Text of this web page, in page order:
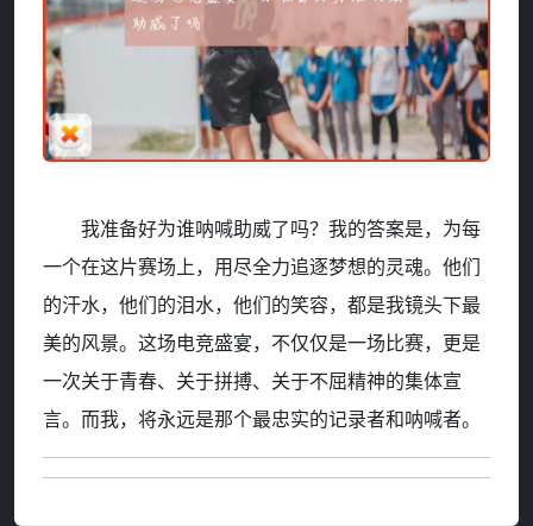
我准备好为谁呐喊助威了吗？我的答案是，为每
一个在这片赛场上，用尽全力追逐梦想的灵魂。他们
的汗水，他们的泪水，他们的笑容，都是我镜头下最
美的风景。这场电竞盛宴，不仅仅是一场比赛，更是
一次关于青春、关于拼搏、关于不屈精神的集体宣
言。而我，将永远是那个最忠实的记录者和呐喊者。